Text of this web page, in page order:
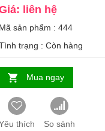
liên hệ
Mã sản phẩm : 444
trạng : Còn hàng
Mua ngay
thích So sánh